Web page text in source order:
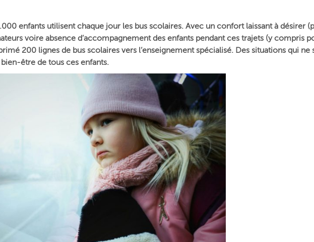
enfants utilisent chaque jour les bus scolaires. Avec un confort laissant à désirer
voire absence d’accompagnement des enfants pendant ces trajets (y compris
200 lignes de bus scolaires vers l’enseignement spécialisé. Des situations qui
être de tous ces enfants.